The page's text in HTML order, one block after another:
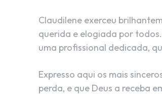
Claudilene exerceu
querida e elogiada por
uma profissional dedicada,
Expresso aqui os mais
perda, e que Deus a receba